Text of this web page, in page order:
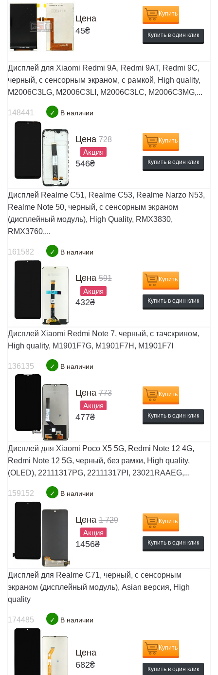
Цена
45₴
Купить
Купить в один клик
Дисплей для Xiaomi Redmi 9A, Redmi 9AT, Redmi 9C,
черный, с сенсорным экраном, с рамкой, High quality,
M2006C3LG, M2006C3LI, M2006C3LC, M2006C3MG,...
148441 ✓ В наличии
Цена728
Акция
546₴
Купить
Купить в один клик
Дисплей Realme C51, Realme C53, Realme Narzo N53,
Realme Note 50, черный, с сенсорным экраном
(дисплейный модуль), High Quality, RMX3830,
RMX3760,...
161582 ✓ В наличии
Цена591
Акция
432₴
Купить
Купить в один клик
Дисплей Xiaomi Redmi Note 7, черный, с тачскрином,
High quality, M1901F7G, M1901F7H, M1901F7I
136135 ✓ В наличии
Цена773
Акция
477₴
Купить
Купить в один клик
Дисплей для Xiaomi Poco X5 5G, Redmi Note 12 4G,
Redmi Note 12 5G, черный, без рамки, High quality,
(OLED), 22111317PG, 22111317PI, 23021RAAEG,...
159152 ✓ В наличии
Цена1 729
Акция
1456₴
Купить
Купить в один клик
Дисплей для Realme C71, черный, с сенсорным
экраном (дисплейный модуль), Asian версия, High
quality
174485 ✓ В наличии
Цена
682₴
Купить
Купить в один клик